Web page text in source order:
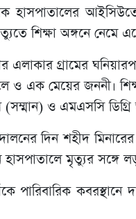
আইসিউতে
শিক্ষা অঙ্গনে নেমে
গ্রামের
ও এক মেয়ের জননী।
(সম্মান) ও এমএসসি
দিন শহীদ মিনারের
মৃত্যুর সঙ্গে
পারিবারিক